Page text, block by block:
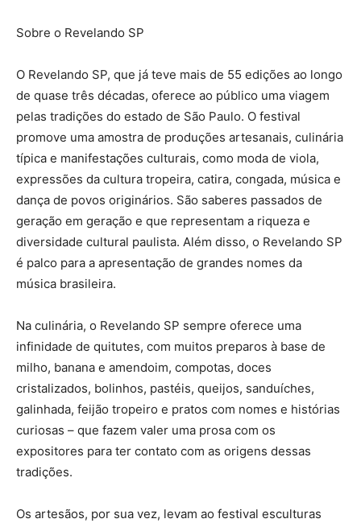
Sobre o Revelando SP
O Revelando SP, que já teve mais de 55 edições ao longo
de quase três décadas, oferece ao público uma viagem
pelas tradições do estado de São Paulo. O festival
promove uma amostra de produções artesanais, culinária
típica e manifestações culturais, como moda de viola,
expressões da cultura tropeira, catira, congada, música e
dança de povos originários. São saberes passados de
geração em geração e que representam a riqueza e
diversidade cultural paulista. Além disso, o Revelando SP
é palco para a apresentação de grandes nomes da
música brasileira.
Na culinária, o Revelando SP sempre oferece uma
infinidade de quitutes, com muitos preparos à base de
milho, banana e amendoim, compotas, doces
cristalizados, bolinhos, pastéis, queijos, sanduíches,
galinhada, feijão tropeiro e pratos com nomes e histórias
curiosas – que fazem valer uma prosa com os
expositores para ter contato com as origens dessas
tradições.
Os artesãos, por sua vez, levam ao festival esculturas